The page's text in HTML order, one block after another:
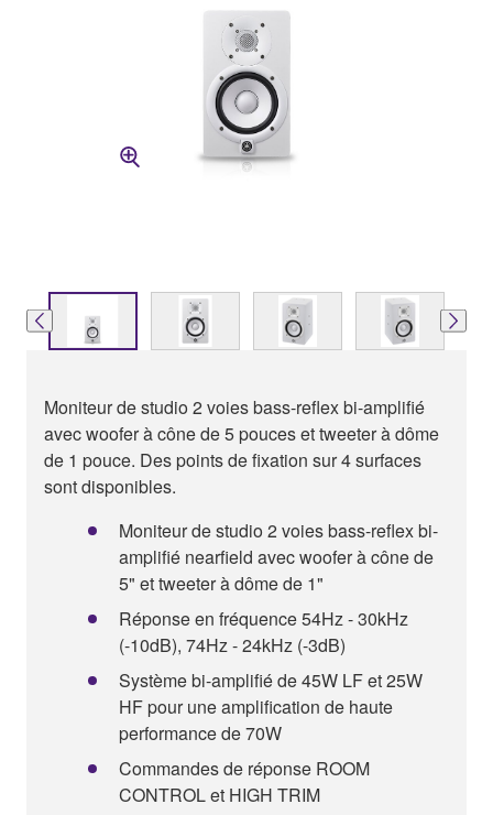
Moniteur de studio 2 voies bass-reflex bi-amplifié
avec woofer à cône de 5 pouces et tweeter à dôme
de 1 pouce. Des points de fixation sur 4 surfaces
sont disponibles.
Moniteur de studio 2 voies bass-reflex bi-
amplifié nearfield avec woofer à cône de
5" et tweeter à dôme de 1"
Réponse en fréquence 54Hz - 30kHz
(-10dB), 74Hz - 24kHz (-3dB)
Système bi-amplifié de 45W LF et 25W
HF pour une amplification de haute
performance de 70W
Commandes de réponse ROOM
CONTROL et HIGH TRIM